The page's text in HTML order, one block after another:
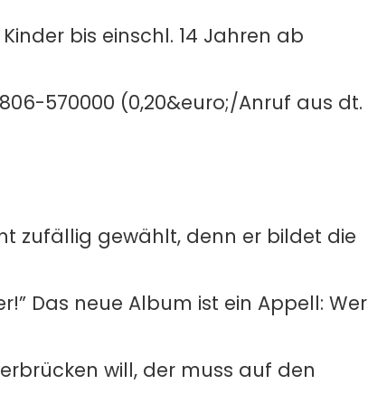
bis einschl. 14 Jahren ab
570000 (0,20&euro;/Anruf aus dt.
zufällig gewählt, denn er bildet die
Das neue Album ist ein Appell: Wer
will, der muss auf den